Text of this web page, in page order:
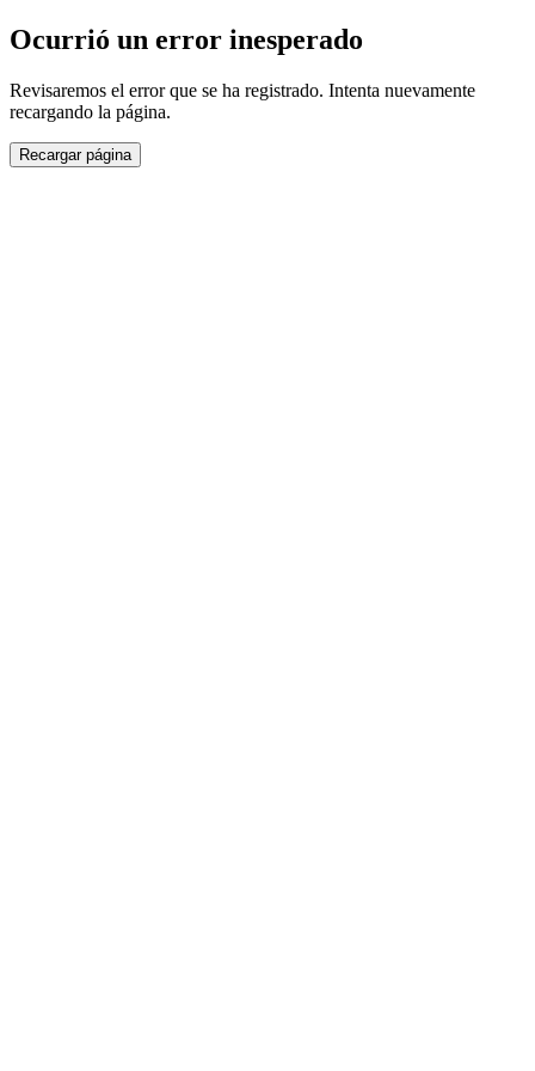
Ocurrió un error inesperado
Revisaremos el error que se ha registrado. Intenta nuevamente
recargando la página.
Recargar página